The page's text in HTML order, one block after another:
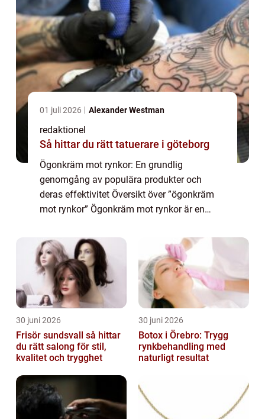
01 juli 2026 Alexander Westman
redaktionel
Så hittar du rätt tatuerare i göteborg
Ögonkräm mot rynkor: En grundlig
genomgång av populära produkter och
deras effektivitet Översikt över ”ögonkräm
mot rynkor” Ögonkräm mot rynkor är en
utformad för att bekämpa åldrande och
förebygga uppko...
30 juni 2026
Frisör sundsvall så hittar
du rätt salong för stil,
kvalitet och trygghet
30 juni 2026
Botox i Örebro: Trygg
rynkbehandling med
naturligt resultat